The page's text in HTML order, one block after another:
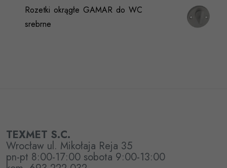
Rozetki okrągłe GAMAR do WC
srebrne
TEXMET S.C.
Wrocław ul. Mikołaja Reja 35
pn-pt 8:00-17:00 sobota 9:00-13:00